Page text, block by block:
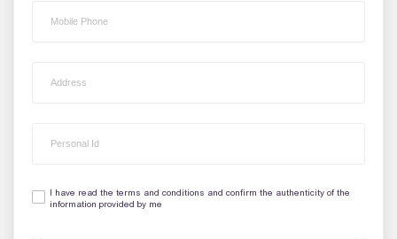
I have read the terms and conditions and confirm the authenticity of the
information provided by me